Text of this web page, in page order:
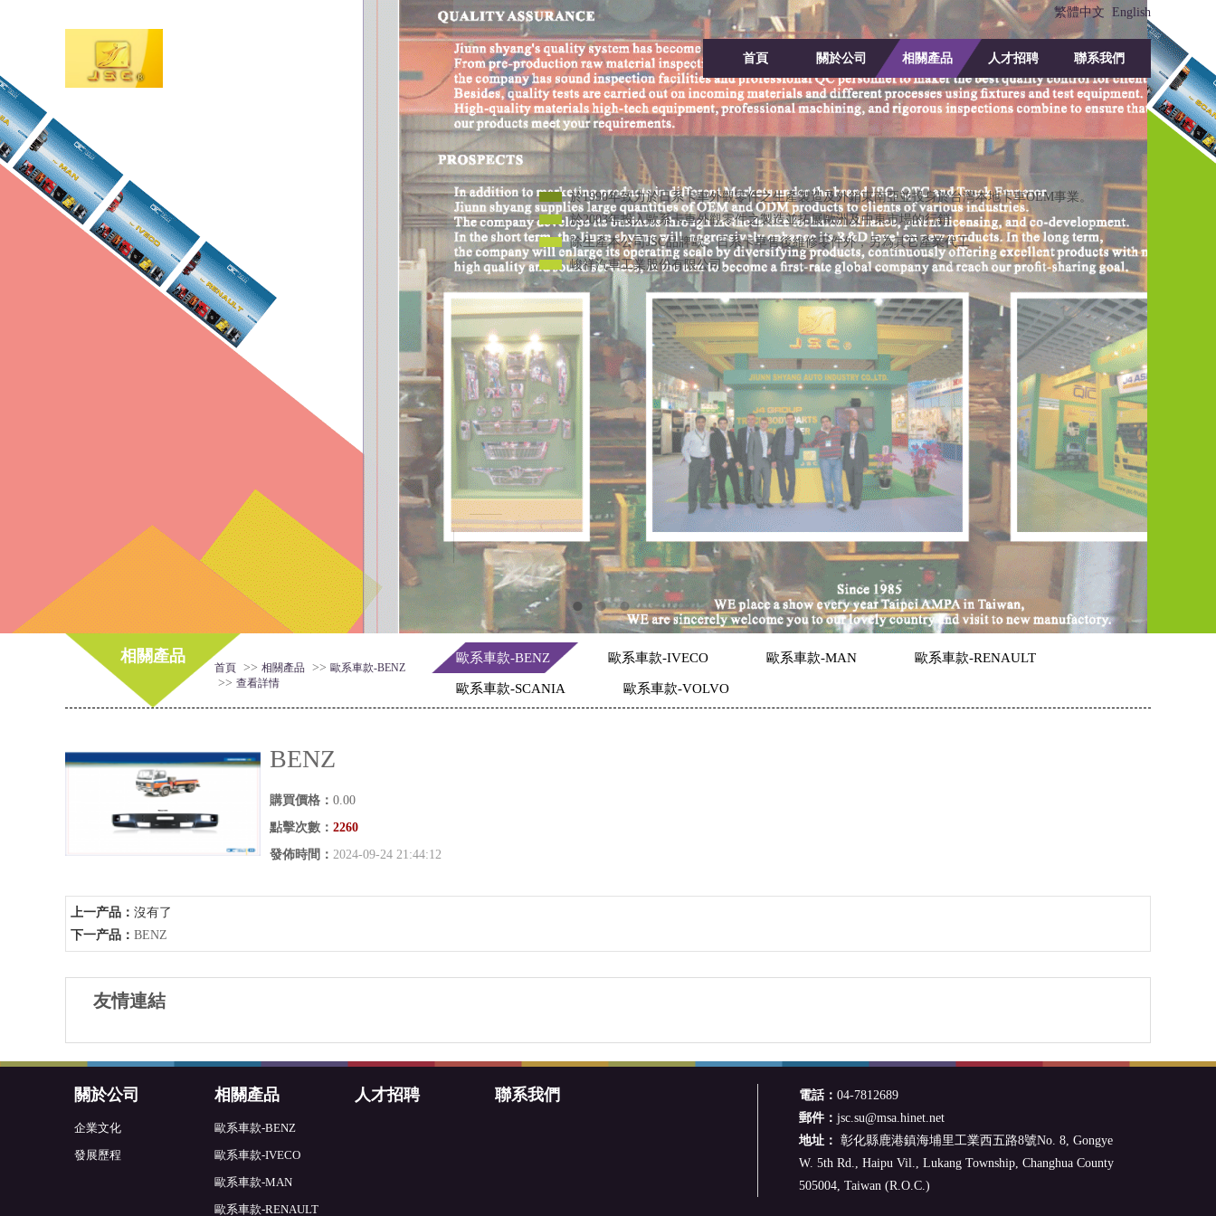
繁體中文 English
首頁 關於公司 相關產品 人才招聘 聯系我們
於1990年致力於日系卡車外觀零件之生產製造及外銷東南亞並投身於台灣本地卡車OEM事業。
於2003年投入歐系卡車外觀零件之製造並拓展歐洲及中東市場的行銷
除生產本公司JSC品牌歐、日系卡車售後維修零件外，另為其它產業代工
峻祥汽車工業股份有限公司。
相關產品
首頁 >> 相關產品 >> 歐系車款-BENZ
>> 查看詳情
歐系車款-BENZ 歐系車款-IVECO 歐系車款-MAN 歐系車款-RENAULT
歐系車款-SCANIA 歐系車款-VOLVO
BENZ
購買價格： 0.00
點擊次數： 2260
發佈時間： 2024-09-24 21:44:12
上一产品： 沒有了
下一产品： BENZ
友情連結
關於公司
企業文化
發展歷程
相關產品
歐系車款-BENZ
歐系車款-IVECO
歐系車款-MAN
歐系車款-RENAULT
人才招聘 聯系我們 電話： 04-7812689
郵件： jsc.su@msa.hinet.net
地址： 彰化縣鹿港鎮海埔里工業西五路8號No. 8, Gongye
W. 5th Rd., Haipu Vil., Lukang Township, Changhua County
505004, Taiwan (R.O.C.)